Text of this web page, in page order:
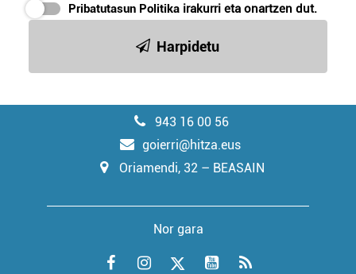
Pribatutasun Politika irakurri eta onartzen dut.
Harpidetu
943 16 00 56
goierri@hitza.eus
Oriamendi, 32 – BEASAIN
Nor gara